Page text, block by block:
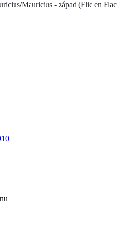
/Mauricius - západ (Flic en Flac